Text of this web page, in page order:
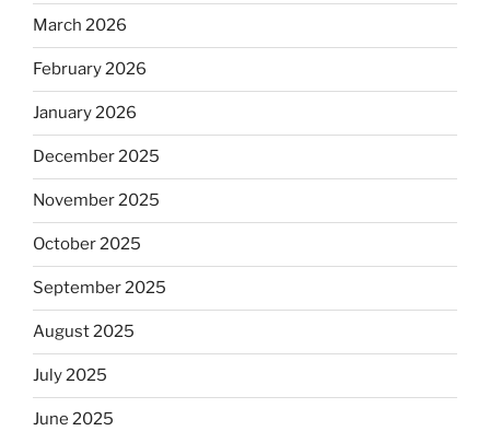
March 2026
February 2026
January 2026
December 2025
November 2025
October 2025
September 2025
August 2025
July 2025
June 2025